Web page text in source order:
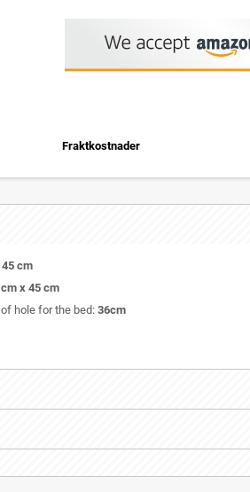
Fraktkostnader
cm
x 45 cm
hole for the bed: 36cm